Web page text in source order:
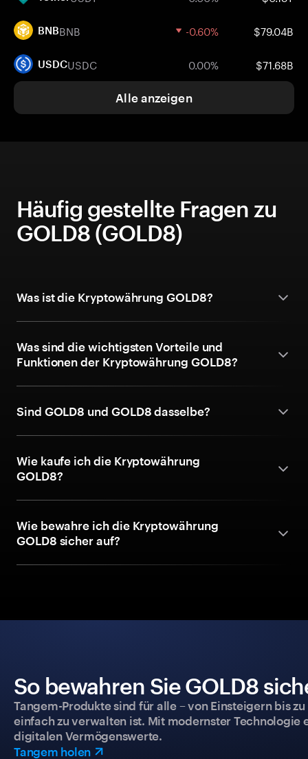
BNBBNB -0.60% $79.04B
USDCUSDC 0.00% $71.68B
Alle anzeigen
Häufig gestellte Fragen zu
GOLD8 (GOLD8)
Was ist die Kryptowährung GOLD8?
Was sind die wichtigsten Vorteile und
Funktionen der Kryptowährung GOLD8?
Sind GOLD8 und GOLD8 dasselbe?
Wie kaufe ich die Kryptowährung
GOLD8?
Wie bewahre ich die Kryptowährung
GOLD8 sicher auf?
So bewahren Sie GOLD8
Tangem-Produkte sind für alle – von Einsteigern bis
einfach zu verwalten ist. Mit modernster
digitalen Vermögenswerte.
Tangem holen